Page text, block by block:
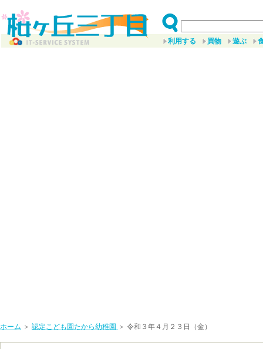
利用する 買物 遊ぶ
ホーム ＞ 認定こども園たから幼稚園 ＞ 令和３年４月２３日（金）